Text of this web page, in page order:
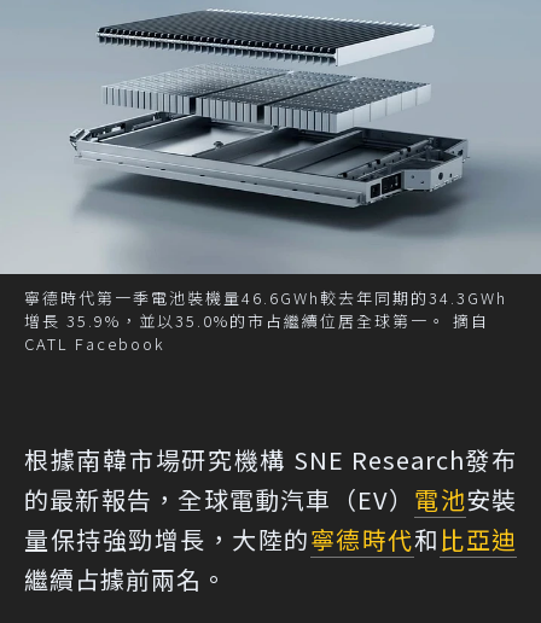
寧德時代第一季電池裝機量46.6GWh較去年同期的34.3GWh
增長 35.9%，並以35.0%的市占繼續位居全球第一。 摘自
CATL Facebook
根據南韓市場研究機構 SNE Research發布
的最新報告，全球電動汽車（EV） 電池安裝
量保持強勁增長，大陸的寧德時代和 比亞迪
繼續占據前兩名。